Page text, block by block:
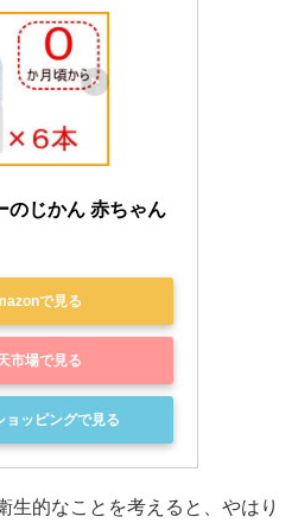
のじかん 赤ちゃん
で見る
市場で見る
ョッピングで見る
生的なことを考えると、やはり